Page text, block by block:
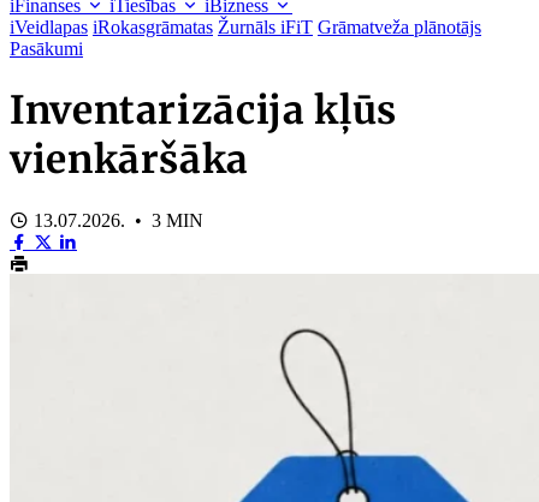
iFinanses iTiesības
iBizness
iVeidlapas iRokasgrāmatas Žurnāls iFiT Grāmatveža plānotājs
Pasākumi
Inventarizācija kļūs
vienkāršāka
13.07.2026. • 3 MIN